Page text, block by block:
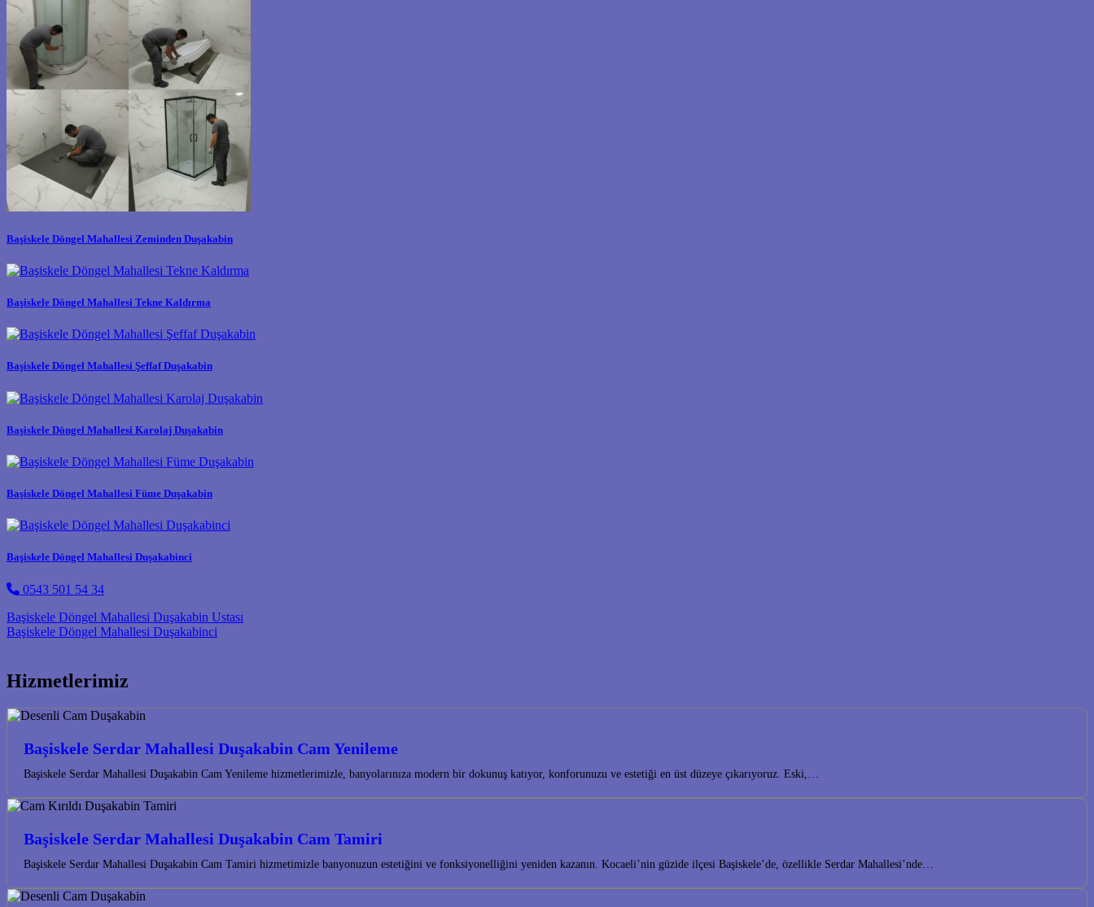
Başiskele Döngel Mahallesi Zeminden Duşakabin
Başiskele Döngel Mahallesi Tekne Kaldırma
Başiskele Döngel Mahallesi Şeffaf Duşakabin
Başiskele Döngel Mahallesi Karolaj Duşakabin
Başiskele Döngel Mahallesi Füme Duşakabin
Başiskele Döngel Mahallesi Duşakabinci
0543 501 54 34
Post navigation
Başiskele Döngel Mahallesi Duşakabin Ustası
Başiskele Döngel Mahallesi Duşakabinci
Hizmetlerimiz
Başiskele Serdar Mahallesi Duşakabin Cam Yenileme
Başiskele Serdar Mahallesi Duşakabin Cam Yenileme hizmetlerimizle, banyolarınıza modern bir dokunuş katıyor, konforunuzu ve estetiği en üst düzeye çıkarıyoruz. Eski,…
Başiskele Serdar Mahallesi Duşakabin Cam Tamiri
Başiskele Serdar Mahallesi Duşakabin Cam Tamiri hizmetimizle banyonuzun estetiğini ve fonksiyonelliğini yeniden kazanın. Kocaeli’nin güzide ilçesi Başiskele’de, özellikle Serdar Mahallesi’nde…